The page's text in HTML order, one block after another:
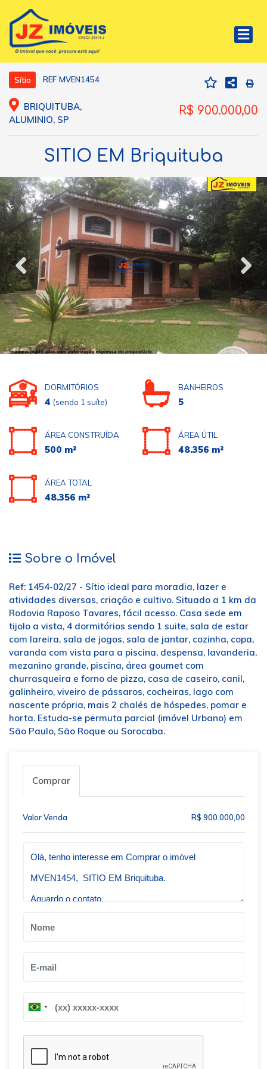
Sítio REF MVEN1454
BRIQUITUBA,
ALUMINIO, SP
R$ 900.000,00
SITIO EM Briquituba
DORMITÓRIOS
4 (sendo 1 suíte)
BANHEIROS
5
ÁREA CONSTRUÍDA
500 m²
ÁREA ÚTIL
48.356 m²
ÁREA TOTAL
48.356 m²
Sobre o Imóvel
Ref: 1454-02/27 - Sítio ideal para moradia, lazer e
atividades diversas, criação e cultivo. Situado a 1 km da
Rodovia Raposo Tavares, fácil acesso. Casa sede em
tijolo a vista, 4 dormitórios sendo 1 suite, sala de estar
com lareira, sala de jogos, sala de jantar, cozinha, copa,
varanda com vista para a piscina, despensa, lavanderia,
mezanino grande, piscina, área goumet com
churrasqueira e forno de pizza, casa de caseiro, canil,
galinheiro, viveiro de pássaros, cocheiras, lago com
nascente própria, mais 2 chalés de hóspedes, pomar e
horta. Estuda-se permuta parcial (imóvel Urbano) em
São Paulo, São Roque ou Sorocaba.
Comprar
Valor Venda R$ 900.000,00
B
i
l